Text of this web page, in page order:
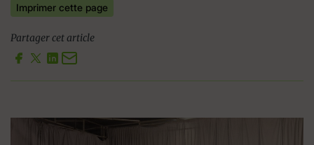
Imprimer cette page
Partager cet article